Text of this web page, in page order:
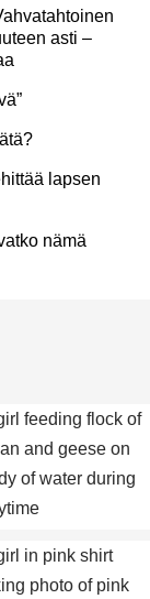
asti –
lapsen
nämä